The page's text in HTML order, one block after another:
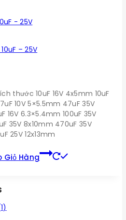
– 25V
thước 10uF 16V 4x5mm 10uF
10V 5×5.5mm 47uF 35V
16V 6.3×5.4mm 100uF 35V
35V 8x10mm 470uF 35V
25V 12x13mm
Giỏ Hàng